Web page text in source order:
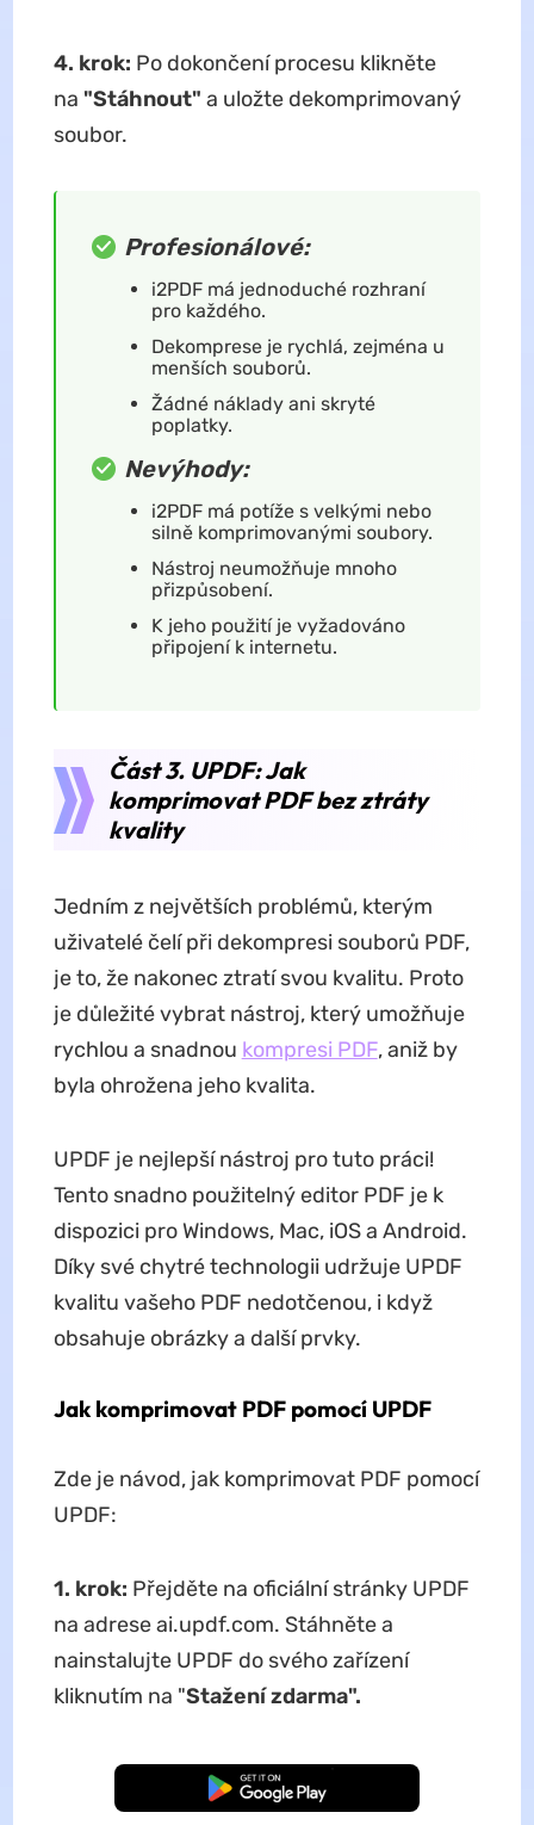
4. krok: Po dokončení procesu klikněte
na "Stáhnout" a uložte dekomprimovaný
soubor.
Profesionálové:
i2PDF má jednoduché rozhraní
pro každého.
Dekomprese je rychlá, zejména u
menších souborů.
Žádné náklady ani skryté
poplatky.
Nevýhody:
i2PDF má potíže s velkými nebo
silně komprimovanými soubory.
Nástroj neumožňuje mnoho
přizpůsobení.
K jeho použití je vyžadováno
připojení k internetu.
Část 3. UPDF: Jak
komprimovat PDF bez ztráty
kvality
Jedním z největších problémů, kterým
uživatelé čelí při dekompresi souborů PDF,
je to, že nakonec ztratí svou kvalitu. Proto
je důležité vybrat nástroj, který umožňuje
rychlou a snadnou kompresi PDF, aniž by
byla ohrožena jeho kvalita.
UPDF je nejlepší nástroj pro tuto práci!
Tento snadno použitelný editor PDF je k
dispozici pro Windows, Mac, iOS a Android.
Díky své chytré technologii udržuje UPDF
kvalitu vašeho PDF nedotčenou, i když
obsahuje obrázky a další prvky.
Jak komprimovat PDF pomocí UPDF
Zde je návod, jak komprimovat PDF pomocí
UPDF:
1. krok: Přejděte na oficiální stránky UPDF
na adrese ai.updf.com. Stáhněte a
nainstalujte UPDF do svého zařízení
kliknutím na "Stažení zdarma".
Bezplatné stažení